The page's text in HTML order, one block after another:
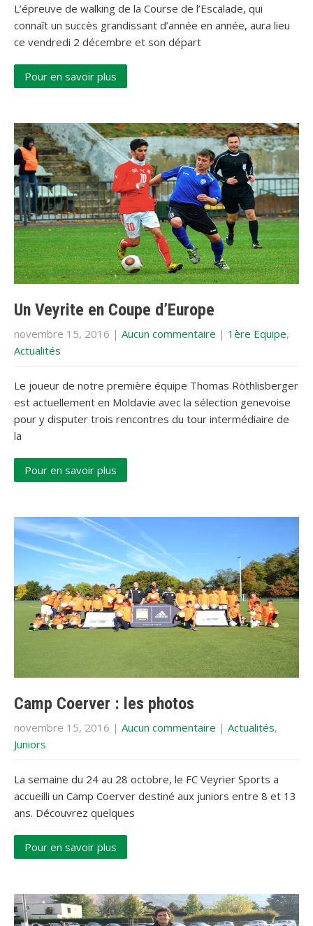
L’épreuve de walking de la Course de l’Escalade, qui
connaît un succès grandissant d’année en année, aura lieu
ce vendredi 2 décembre et son départ
Pour en savoir plus
Un Veyrite en Coupe d’Europe
novembre 15, 2016 | Aucun commentaire | 1ère Equipe,
Actualités
Le joueur de notre première équipe Thomas Röthlisberger
est actuellement en Moldavie avec la sélection genevoise
pour y disputer trois rencontres du tour intermédiaire de
la
Pour en savoir plus
Camp Coerver : les photos
novembre 15, 2016 | Aucun commentaire | Actualités,
Juniors
La semaine du 24 au 28 octobre, le FC Veyrier Sports a
accueilli un Camp Coerver destiné aux juniors entre 8 et 13
ans. Découvrez quelques
Pour en savoir plus